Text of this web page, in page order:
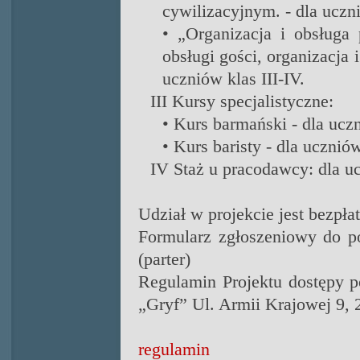
cywilizacyjnym. - dla
• „Organizacja i
obsługi gości,
uczniów klas III-IV.
III Kursy specjalistyczne:
• Kurs barmański - dla
• Kurs baristy - dla
IV Staż u pracodawcy: dla
Udział w projekcie jest
Formularz zgłoszeniowy do
(parter)
Regulamin Projektu dostępy
„Gryf” Ul. Armii Krajowej 9,
regulamin